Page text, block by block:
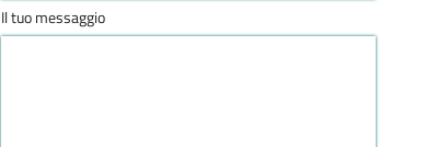
Il tuo messaggio